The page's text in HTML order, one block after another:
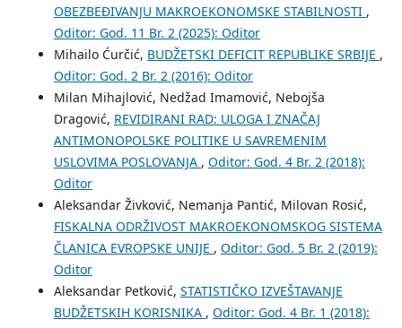
OBEZBEĐIVANJU MAKROEKONOMSKE STABILNOSTI ,
Oditor: God. 11 Br. 2 (2025): Oditor
Mihailo Ćurčić, BUDŽЕTSKI DЕFICIT RЕPUBLIKЕ SRBIJЕ ,
Oditor: God. 2 Br. 2 (2016): Oditor
Milan Mihajlović, Nedžad Imamović, Nebojša
Dragović, REVIDIRANI RAD: ULOGA I ZNAČAJ
ANTIMONOPOLSKE POLITIKE U SAVREMENIM
USLOVIMA POSLOVANJA , Oditor: God. 4 Br. 2 (2018):
Oditor
Aleksandar Živković, Nemanja Pantić, Milovan Rosić,
FISKALNA ODRŽIVOST MAKROEKONOMSKOG SISTEMA
ČLANICA EVROPSKE UNIJE , Oditor: God. 5 Br. 2 (2019):
Oditor
Aleksandar Petković, STATISTIČKO IZVEŠTAVANJE
BUDŽETSKIH KORISNIKA , Oditor: God. 4 Br. 1 (2018):